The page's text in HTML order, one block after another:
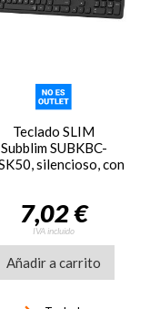
Teclado SLIM
Subblim SUBKBC-
silencioso, con
7,02 €
IVA incluido
Añadir a carrito